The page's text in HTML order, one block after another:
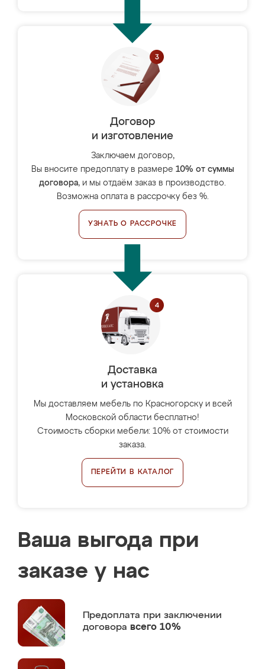
Договор
и изготовление
Заключаем договор,
Вы вносите предоплату в размере 10% от суммы
договора, и мы отдаём заказ в производство.
Возможна оплата в рассрочку без %.
УЗНАТЬ О РАССРОЧКЕ
Доставка
и установка
Мы доставляем мебель по Красногорску и всей
Московской области бесплатно!
Стоимость сборки мебели: 10% от стоимости
заказа.
ПЕРЕЙТИ В КАТАЛОГ
Ваша выгода при
заказе у нас
Предоплата при заключении
договора всего 10%